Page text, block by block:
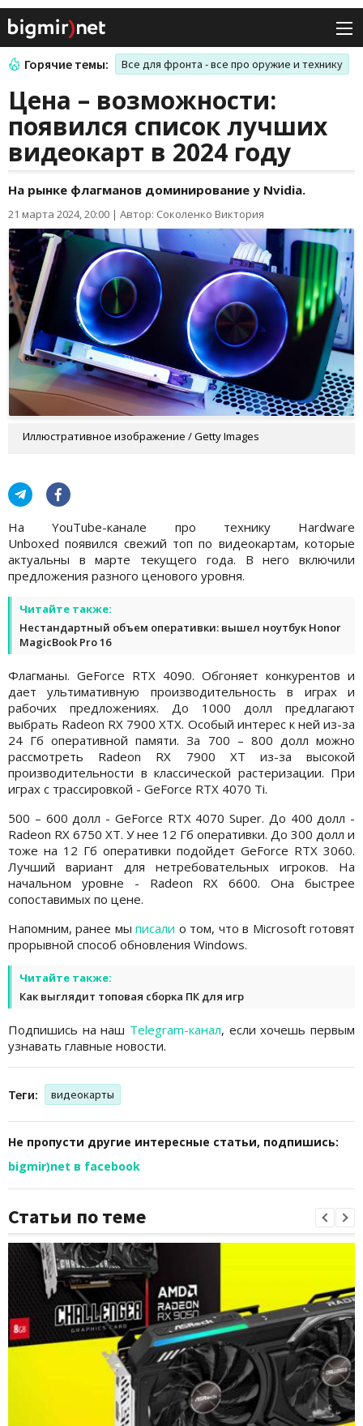
Горячие темы: Все для фронта - все про оружие и технику
Цена – возможности:
появился список лучших
видеокарт в 2024 году
На рынке флагманов доминирование у Nvidia.
21 марта 2024, 20:00 | Автор: Соколенко Виктория
Иллюстративное изображение / Getty Images
На YouTube-канале про технику Hardware
Unboxed появился свежий топ по видеокартам, которые
актуальны в марте текущего года. В него включили
предложения разного ценового уровня.
Читайте также:
Нестандартный объем оперативки: вышел ноутбук Honor
MagicBook Pro 16
Флагманы. GeForce RTX 4090. Обгоняет конкурентов и
дает ультимативную производительность в играх и
рабочих предложениях. До 1000 долл предлагают
выбрать Radeon RX 7900 XTX. Особый интерес к ней из-за
24 Гб оперативной памяти. За 700 – 800 долл можно
рассмотреть Radeon RX 7900 XT из-за высокой
производительности в классической растеризации. При
играх с трассировкой - GeForce RTX 4070 Ti.
500 – 600 долл - GeForce RTX 4070 Super. До 400 долл -
Radeon RX 6750 XT. У нее 12 Гб оперативки. До 300 долл и
тоже на 12 Гб оперативки подойдет GeForce RTX 3060.
Лучший вариант для нетребовательных игроков. На
начальном уровне - Radeon RX 6600. Она быстрее
сопоставимых по цене.
Напомним, ранее мыписали о том, что в Microsoft готовят
прорывной способ обновления Windows.
Читайте также:
Как выглядит топовая сборка ПК для игр
Подпишись на наш Telegram-канал, если хочешь первым
узнавать главные новости.
Теги: видеокарты
Не пропусти другие интересные статьи, подпишись:
bigmir)net в facebook
Статьи по теме